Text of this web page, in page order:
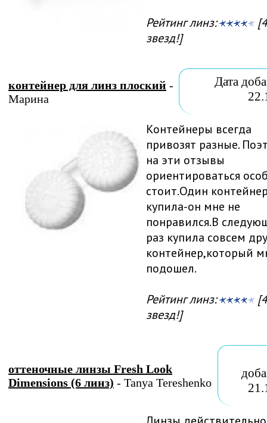
Рейтинг линз:
звезд!]
контейнер для линз плоский -
Марина
Дата
Контейнеры всегда
привозят разные.
на эти отзывы
ориентироваться
стоит.Один
купила-он мне не
понравился.В
раз купила совсем
контейнер,который
подошел.
Рейтинг линз:
звезд!]
оттеночные линзы Fresh Look
Dimensions (6 линз) - Tanya Tereshenko